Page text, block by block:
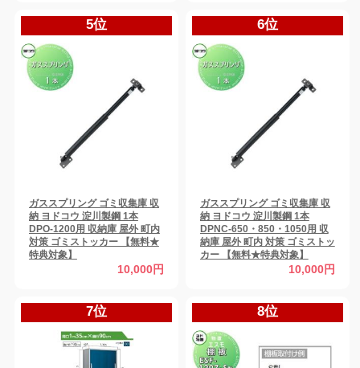
5位
ガススプリング ゴミ収集庫 収
納 ヨドコウ 淀川製鋼 1本
DPO-1200用 収納庫 屋外 町内
対策 ゴミストッカー 【無料★
特典対象】
10,000円
6位
ガススプリング ゴミ収集庫 収
納 ヨドコウ 淀川製鋼 1本
DPNC-650・850・1050用 収
納庫 屋外 町内 対策 ゴミストッ
カー 【無料★特典対象】
10,000円
7位 8位